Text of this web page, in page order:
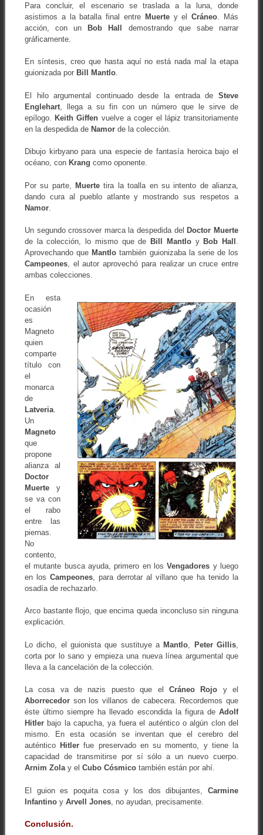
Para concluir, el escenario se traslada a la luna, donde
asistimos a la batalla final entre Muertey elCráneo . Más
acción, con unBob Hall demostrando que sabe narrar
gráficamente.
En síntesis, creo que hasta aquí no está nada mal la etapa
guionizada por Bill Mantlo.
El hilo argumental continuado desde la entrada deSteve
Englehart, llega a su fin con un número que le sirve de
epílogo.Keith Giffen vuelve a coger el lápiz transitoriamente
en la despedida de Namorde la colección.
Dibujo kirbyano para una especie de fantasía heroica bajo el
océano, con Krang como oponente.
Por su parte,Muerte tira la toalla en su intento de alianza,
dando cura al pueblo atlante y mostrando sus respetos a
Namor.
Un segundo crossover marca la despedida del Doctor Muerte
de la colección, lo mismo que de Bill Mantloy Bob Hall .
Aprovechando que Mantlo también guionizaba la serie de los
Campeones, el autor aprovechó para realizar un cruce entre
ambas colecciones.
En esta
ocasión
es
Magneto
quien
comparte
título con
el
monarca
de
Latveria.
Un
Magneto
que
propone
alianza al
Doctor
Muertey
se va con
el rabo
entre las
piernas.
No
contento,
el mutante busca ayuda, primero en losVengadores y luego
en los Campeones, para derrotar al villano que ha tenido la
osadía de rechazarlo.
Arco bastante flojo, que encima queda inconcluso sin ninguna
explicación.
Lo dicho, el guionista que sustituye aMantlo Peter Gillis
corta por lo sano y empieza una nueva línea argumental que
lleva a la cancelación de la colección.
La cosa va de nazis puesto que el Cráneo Rojo y el
Aborrecedorson los villanos de cabecera. Recordemos que
éste último siempre ha llevado escondida la figura deAdolf
Hitlerbajo la capucha, ya fuera el auténtico o algún clon del
mismo. En esta ocasión se inventan que el cerebro del
auténtico Hitler fue preservado en su momento, y tiene la
capacidad de transmitirse por sí sólo a un nuevo cuerpo.
Arnim Zolay el Cubo Cósmicotambién están por ahí.
El guion es poquita cosa y los dos dibujantes,Carmine
Infantinoy Arvell Jones, no ayudan, precisamente.
Conclusión.